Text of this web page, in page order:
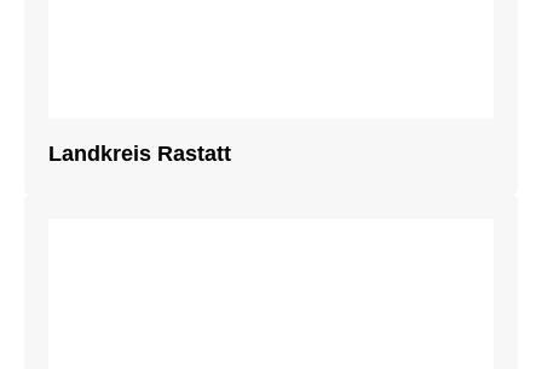
Landkreis Rastatt